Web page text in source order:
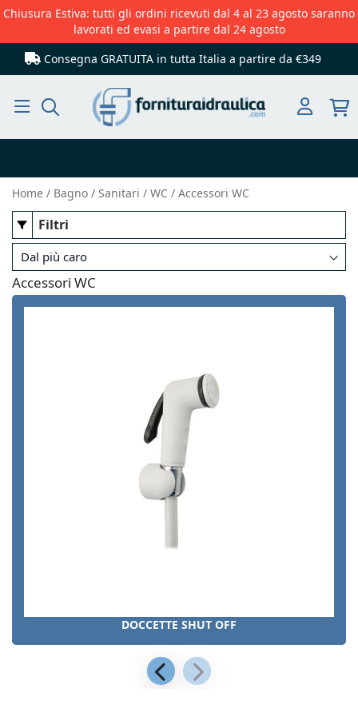
Chiusura Estiva: tutti gli ordini ricevuti dal 4 al 23 agosto saranno
lavorati ed evasi a partire dal 24 agosto
Consegna GRATUITA in tutta Italia a partire da €349
Home Bagno Sanitari WC Accessori WC
Accessori WC
DOCCETTE SHUT OFF
Filtri